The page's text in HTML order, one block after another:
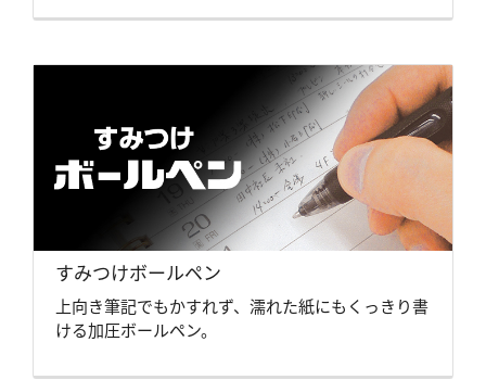
すみつけボールペン
上向き筆記でもかすれず、濡れた紙にもくっきり書
ける加圧ボールペン。